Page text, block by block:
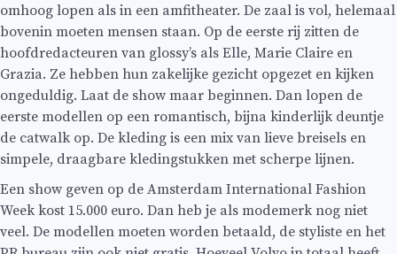
omhoog lopen als in een amfitheater. De zaal is vol, helemaal
bovenin moeten mensen staan. Op de eerste rij zitten de
hoofdredacteuren van glossy’s als Elle, Marie Claire en
Grazia. Ze hebben hun zakelijke gezicht opgezet en kijken
ongeduldig. Laat de show maar beginnen. Dan lopen de
eerste modellen op een romantisch, bijna kinderlijk deuntje
de catwalk op. De kleding is een mix van lieve breisels en
simpele, draagbare kledingstukken met scherpe lijnen.
Een show geven op de Amsterdam International Fashion
Week kost 15.000 euro. Dan heb je als modemerk nog niet
veel. De modellen moeten worden betaald, de styliste en het